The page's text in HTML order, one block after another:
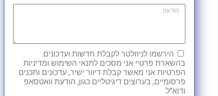
הירשמו לניוזלטר לקבלת חדשות ועדכונים.
בהשארת פרטיי אני מסכים לתנאי השימוש ומדיניות
הפרטיות אני מאשר קבלת דיוור ישיר, עדכונים ותכנים
פרסומיים, בערוצים דיגיטליים כגון, הודעת וואטסאפ
ודוא"ל.